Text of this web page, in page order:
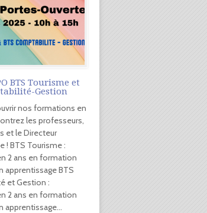
BTS Tourisme et
Gestion
nos formations en
les professeurs,
et le Directeur
! BTS Tourisme :
2 ans en formation
apprentissage BTS
et Gestion :
2 ans en formation
apprentissage...